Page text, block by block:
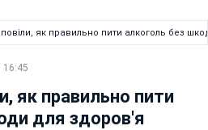
як правильно пити алкоголь без
16:45
як правильно пити
для здоров'я